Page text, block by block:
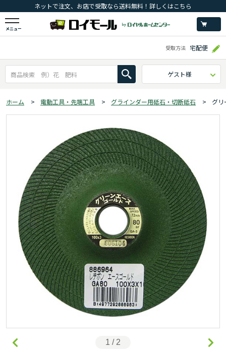
ネットで注文、お店で受取なら送料無料！詳しくはこちら
メニュー
受取方法 宅配便
ゲスト様
ホーム > 電動工具・先端工具 > グラインダー用砥石・切断砥石 > グリ
1 / 2